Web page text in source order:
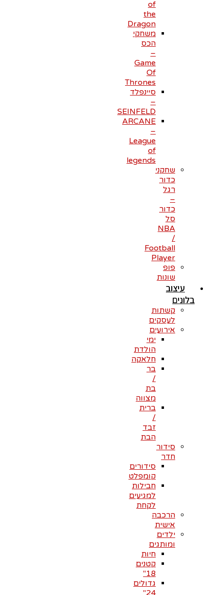
of
the
Dragon
משחקי
הכס
–
Game
Of
Thrones
סיינפלד
–
SEINFELD
ARCANE
–
League
of
legends
שחקני
כדור
רגל
–
כדור
סל
NBA
/
Football
Player
פופ
שונות
עיצוב
בלונים
קשתות
לעסקים
אירועים
ימי
הולדת
חלאקה
בר
/
בת
מצווה
ברית
/
זבד
הבת
סידור
חדר
סידורים
קומפלט
חבילות
למגיעים
לקחת
הרכבה
אישית
ילדים
ומותגים
חיות
קטנים
18"
גדולים
24"